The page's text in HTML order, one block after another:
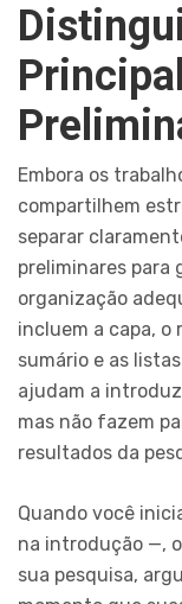
Embora os
compartilhem
separar
preliminares para
organização
incluem a capa, o
sumário e as
ajudam a
mas não fazem
resultados da
Quando você
na introdução —,
sua pesquisa,